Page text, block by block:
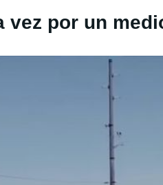
vez por un